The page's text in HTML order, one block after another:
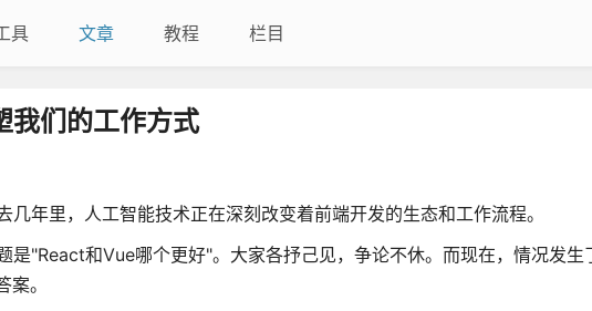
具 文章 教程 栏目
我们的工作方式
年里，人工智能技术正在深刻改变着前端开发的生态和工作流程。
是"React和Vue哪个更好"。大家各抒己见，争论不休。而现在，情况发生
。